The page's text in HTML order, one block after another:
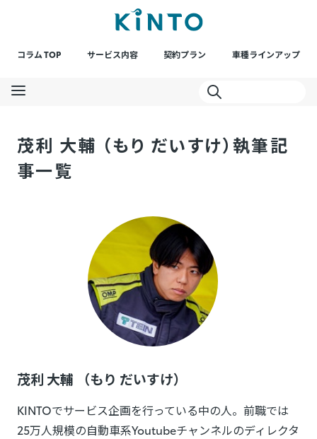
コラム TOP サービス内容 契約プラン 車種ラインアップ
茂利 大輔 （もり だいすけ）執筆記
事一覧
茂利 大輔 （もり だいすけ）
KINTOでサービス企画を行っている中の人。前職では
25万人規模の自動車系Youtubeチャンネルのディレクタ